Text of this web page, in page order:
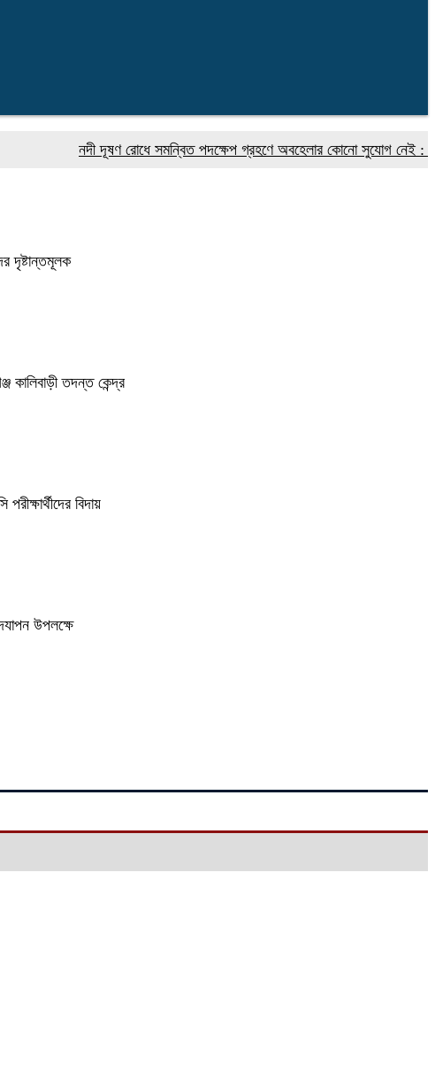
নদী দূষণ রোধে সমন্বিত পদক্ষেপ গ্রহণে অবহেলার কোনো সুযোগ নেই :
দৃষ্টান্তমূলক
কালিবাড়ী তদন্ত কেন্দ্র
বিদায়
উপলক্ষে